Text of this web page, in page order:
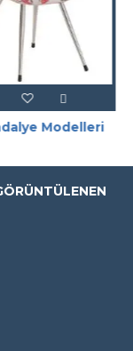
Modelleri